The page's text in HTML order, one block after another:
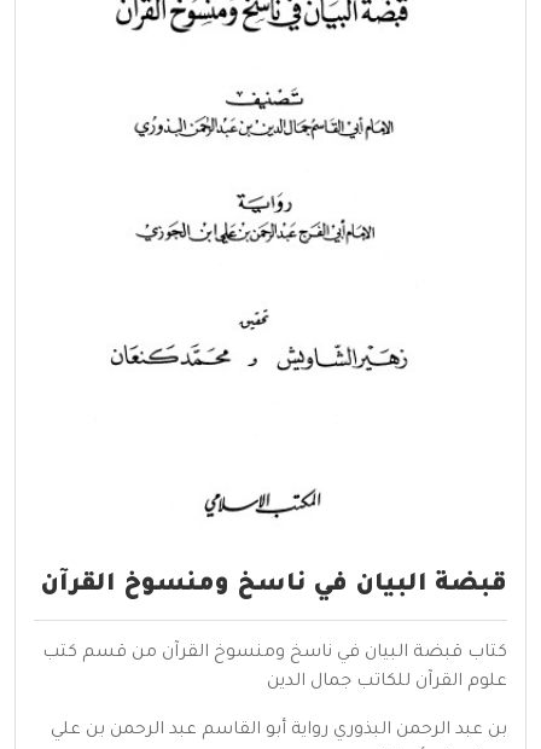
قبضة البيان في ناسخ ومنسوخ القرآن
كتاب قبضة البيان في ناسخ ومنسوخ القرآن من قسم كتب
علوم القرآن للكاتب جمال الدين
بن عبد الرحمن البذوري رواية أبو القاسم عبد الرحمن بن علي